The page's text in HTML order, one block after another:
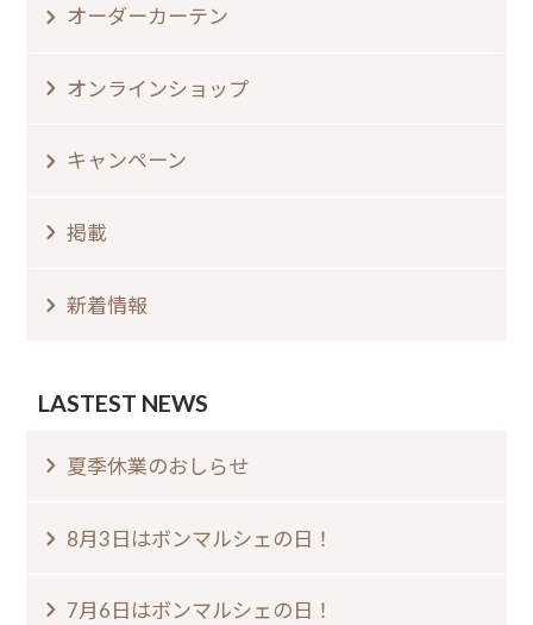
オーダーカーテン
オンラインショップ
キャンペーン
掲載
新着情報
LASTEST NEWS
夏季休業のおしらせ⁠
8月3日はボンマルシェの日⁠！⁠ ⁠
7月6日はボンマルシェの日⁠！⁠